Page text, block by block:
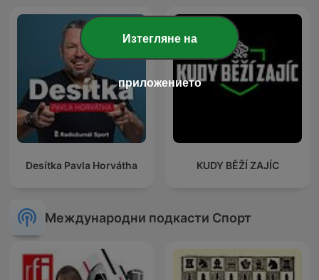
Desítka Pavla Horvátha KUDY BĚŽÍ ZAJÍC
Международни подкасти Спорт
Изтегляне на
приложението